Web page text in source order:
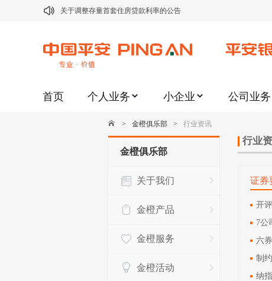
关于调整存量首套住房贷款利率的公告
关于修订《平安银行代理个人客户贵金属交易协议书》的公告
关于我行聚金宝交易软件升级更新的通知
关于2020年端午节期间上金所代理业务调整合约保证金比例和涨跌
关于进一步加强代理贵金属业务风险防范的提示
关于加强代理贵金属业务风险防范的提示
首页 个人业务 小企业 公司业务
> 金橙俱乐部 > 行业资讯
金橙俱乐部
关于我们
金橙产品
金橙服务
金橙活动
行业
证券
开
7公
六
制
纳